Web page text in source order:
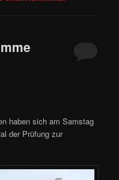
haben sich am Samstag
der Prüfung zur